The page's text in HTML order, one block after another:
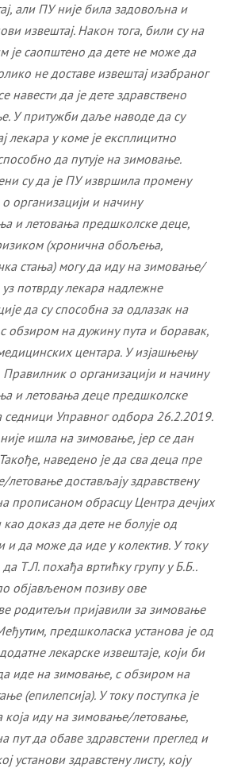
али ПУ није била задовољна и
извештај. Након тога, били су на
је саопштено да дете не може да
не доставе извештај изабраног
навести да је дете здравствено
У притужби даље наводе да су
лекара у коме је експлицитно
да путујена зимовање.
су да је ПУ извршила промену
организацији и начину
и летовања предшколске деце,
(хронична обољења,
стања) могу да иду на зимовање/
потврду лекара надлежне
да су способна за одлазак на
обзиром на дужину пута и боравак,
центара. У изјашњењу
Правилник о организацији и начину
и летовања деце предшколске
седници Управног одбора 26.2.2019.
ишла на зимовање, јер се дан
Такође, наведено је да сва деца пре
достављају здравствену
прописаном обрасцу Центра дечјих
доказ да дете не болује од
и да може да иде у колектив. У току
да Т.Л. похађа вртићку групу уБ.Б..
објављеном позиву ове
родитељи пријавили за зимовање
предшколаска установа је од
лекарске извештаје, који би
иде на зимовање, с обзиром на
(епилепсија). У току поступка је
која иду на зимовање/летовање,
пут да обаве здравстени преглед и
установи здравстену листу, коју